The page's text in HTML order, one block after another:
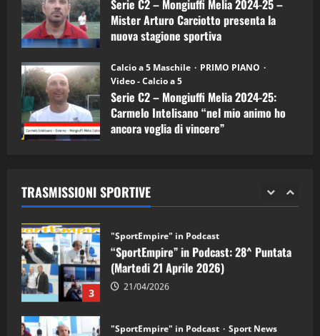
Serie C2 – Mongiuffi Melia 2024-25 –
Mister Arturo Carciotto presenta la
nuova stagione sportiva
Calcio a 5 Maschile
PRIMO PIANO
Video - Calcio a 5
Serie C2 – Mongiuffi Melia 2024-25:
Carmelo Intelisano “nel mio animo ho
ancora voglia di vincere”
TRASMISSIONI SPORTIVE
5 08/04/2026
1
“SportEmpire” in Podcast: 30^ Puntata
(Martedi 05 Maggio 2026)
08/05/2026
2 28/04/2026
3
"SportEmpire" in Podcast
“SportEmpire” in Podcast: 28^ Puntata
(Martedi 21 Aprile 2026)
21/04/2026
"SportEmpire" in Podcast Sport News